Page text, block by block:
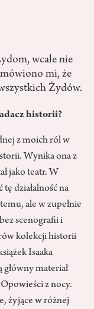
wcale nie
mi, że
Żydów.
historii?
z moich ról w
Wynika ona z
jako teatr. W
działalność na
ale w zupełnie
scenografii i
kolekcji historii
Isaaka
główny materiał
z nocy.
żyjące w różnej